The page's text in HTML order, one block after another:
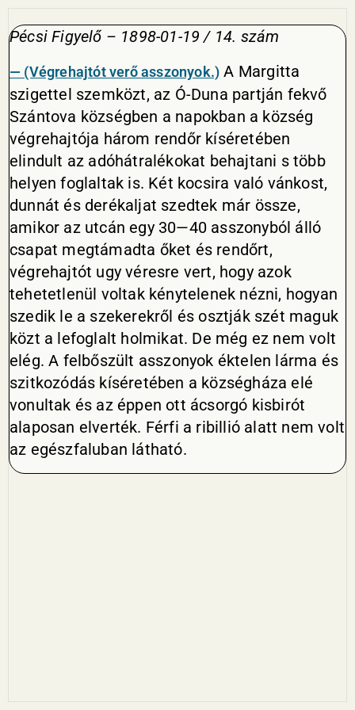
Pécsi Figyelő – 1898-01-19 / 14. szám
— (Végrehajtót verő asszonyok.) A Margitta
szigettel szemközt, az Ó-Duna partján fekvő
Szántova községben a napokban a község
végrehajtója három rendőr kíséretében
elindult az adóhátralékokat behajtani s több
helyen foglaltak is. Két kocsira való vánkost,
dunnát és derékaljat szedtek már össze,
amikor az utcán egy 30—40 asszonyból álló
csapat megtámadta őket és rendőrt,
végrehajtót ugy véresre vert, hogy azok
tehetetlenül voltak kénytelenek nézni, hogyan
szedik le a szekerekről és osztják szét maguk
közt a lefoglalt holmikat. De még ez nem volt
elég. A felbőszült asszonyok éktelen lárma és
szitkozódás kíséretében a községháza elé
vonultak és az éppen ott ácsorgó kisbirót
alaposan elverték. Férfi a ribillió alatt nem volt
az egészfaluban látható.